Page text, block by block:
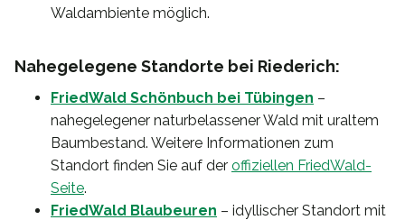
Waldambiente möglich.
Nahegelegene Standorte bei Riederich:
FriedWald Schönbuch bei Tübingen –
nahegelegener naturbelassener Wald mit uraltem
Baumbestand. Weitere Informationen zum
Standort finden Sie auf der offiziellen FriedWald-
Seite.
FriedWald Blaubeuren – idyllischer Standort mit